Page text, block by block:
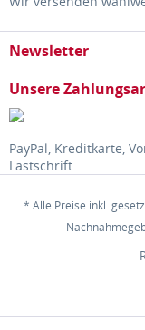
Newsletter
Unsere
PayPal, Kreditkarte,
Lastschrift
* Alle Preise inkl.